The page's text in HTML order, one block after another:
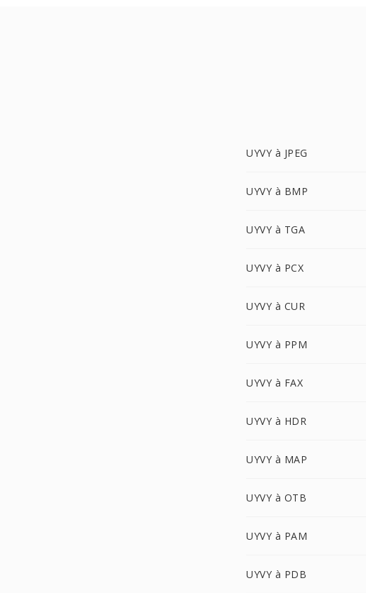
UYVY à JPEG
UYVY à BMP
UYVY à TGA
UYVY à PCX
UYVY à CUR
UYVY à PPM
UYVY à FAX
UYVY à HDR
UYVY à MAP
UYVY à OTB
UYVY à PAM
UYVY à PDB